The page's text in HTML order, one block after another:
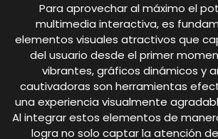
Para aprovechar al máximo el
multimedia interactiva, es
elementos visuales atractivos que
del usuario desde el primer
vibrantes, gráficos dinámicos y
cautivadoras son herramientas
una experiencia visualmente
Al integrar estos elementos de
logra no solo captar la atención